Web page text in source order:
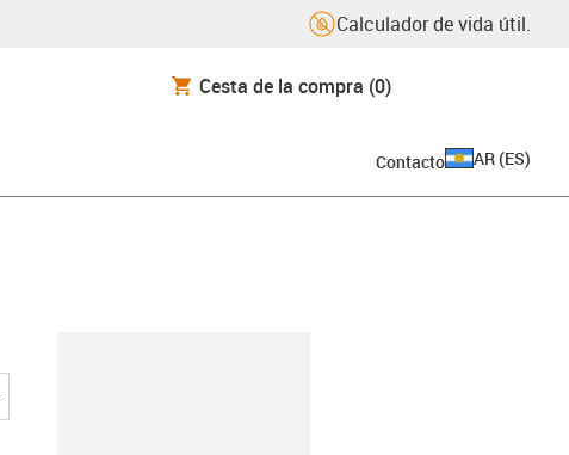
Calculador de vida útil.
Cesta de la compra (0)
Contacto AR (ES)